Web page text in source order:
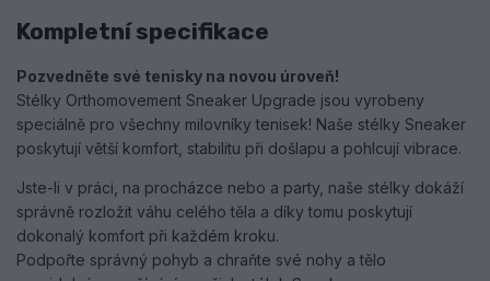
Kompletní specifikace
Pozvedněte své tenisky na novou úroveň!
Stélky Orthomovement Sneaker Upgrade jsou vyrobeny
speciálně pro všechny milovníky tenisek! Naše stélky Sneaker
poskytují větší komfort, stabilitu při došlapu a pohlcují vibrace.
Jste-li v práci, na procházce nebo a party, naše stélky dokáží
správně rozložit váhu celého těla a díky tomu poskytují
dokonalý komfort při každém kroku.
Podpořte správný pohyb a chraňte své nohy a tělo